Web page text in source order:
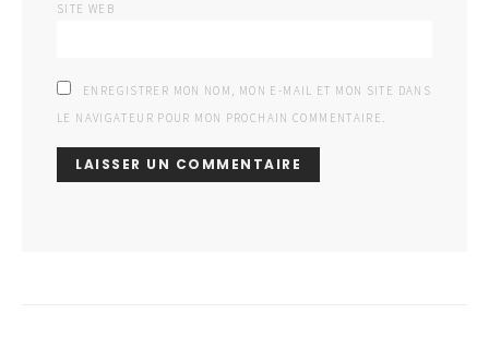
SITE WEB
ENREGISTRER MON NOM, MON E-MAIL ET MON SITE DANS
LE NAVIGATEUR POUR MON PROCHAIN COMMENTAIRE.